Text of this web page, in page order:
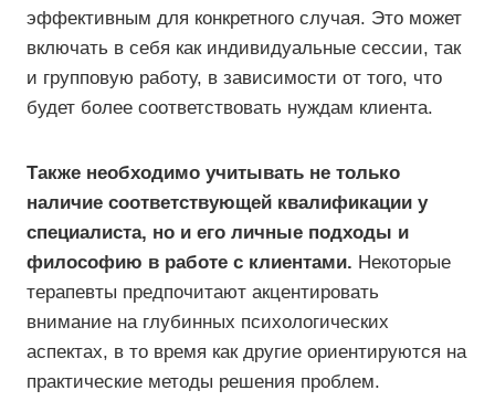
эффективным для конкретного случая. Это может
включать в себя как индивидуальные сессии, так
и групповую работу, в зависимости от того, что
будет более соответствовать нуждам клиента.
Также необходимо учитывать не только
наличие соответствующей квалификации у
специалиста, но и его личные подходы и
философию в работе с клиентами. Некоторые
терапевты предпочитают акцентировать
внимание на глубинных психологических
аспектах, в то время как другие ориентируются на
практические методы решения проблем.